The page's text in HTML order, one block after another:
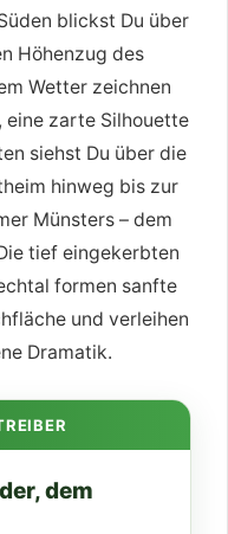
blickst Du über
Höhenzug des
Wetter zeichnen
eine zarte Silhouette
siehst Du über die
hinweg bis zur
Münsters – dem
tief eingekerbten
formen sanfte
und verleihen
Dramatik.
dem